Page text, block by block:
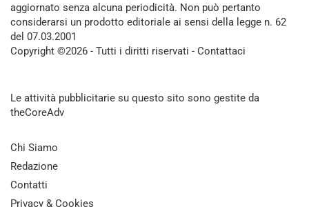
aggiornato senza alcuna periodicità. Non può pertanto
considerarsi un prodotto editoriale ai sensi della legge n. 62
del 07.03.2001
Copyright ©2026 - Tutti i diritti riservati - Contattaci
Le attività pubblicitarie su questo sito sono gestite da
theCoreAdv
Chi Siamo
Redazione
Contatti
Privacy & Cookies